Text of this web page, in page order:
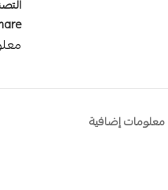
معلومات إضافية